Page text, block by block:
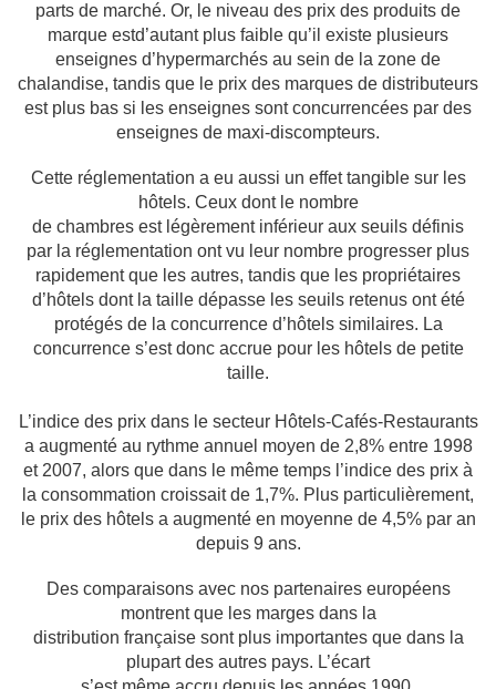
parts de marché. Or, le niveau des prix des produits de
marque estd’autant plus faible qu’il existe plusieurs
enseignes d’hypermarchés au sein de la zone de
chalandise, tandis que le prix des marques de distributeurs
est plus bas si les enseignes sont concurrencées par des
enseignes de maxi-discompteurs.
Cette réglementation a eu aussi un effet tangible sur les
hôtels. Ceux dont le nombre
de chambres est légèrement inférieur aux seuils définis
par la réglementation ont vu leur nombre progresser plus
rapidement que les autres, tandis que les propriétaires
d’hôtels dont la taille dépasse les seuils retenus ont été
protégés de la concurrence d’hôtels similaires. La
concurrence s’est donc accrue pour les hôtels de petite
taille.
L’indice des prix dans le secteur Hôtels-Cafés-Restaurants
a augmenté au rythme annuel moyen de 2,8% entre 1998
et 2007, alors que dans le même temps l’indice des prix à
la consommation croissait de 1,7%. Plus particulièrement,
le prix des hôtels a augmenté en moyenne de 4,5% par an
depuis 9 ans.
Des comparaisons avec nos partenaires européens
montrent que les marges dans la
distribution française sont plus importantes que dans la
plupart des autres pays. L’écart